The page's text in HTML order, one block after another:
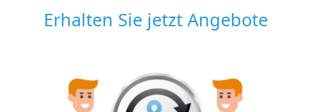
Erhalten Sie jetzt Angebote